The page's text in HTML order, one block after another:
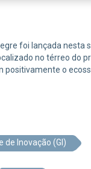
foi lançada nesta
no térreo do
o
de Inovação (GI)